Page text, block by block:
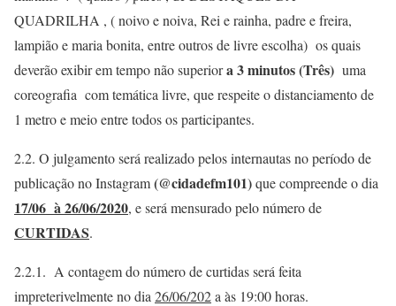
QUADRILHA , ( noivo e noiva, Rei e rainha, padre e freira,
lampião e maria bonita, entre outros de livre escolha) os quais
deverão exibir em tempo não superiora 3 minutos (Três) uma
coreografia com temática livre, que respeite o distanciamento de
1 metro e meio entre todos os participantes.
2.2. O julgamento será realizado pelos internautas no período de
publicação no Instagram(@cidadefm101)que compreende o dia
17/06 à 26/06/2020, e será mensurado pelo número de
CURTIDAS.
2.2.1. A contagem do número de curtidas será feita
impreterivelmente no dia 26/06/202a às 19:00 horas.